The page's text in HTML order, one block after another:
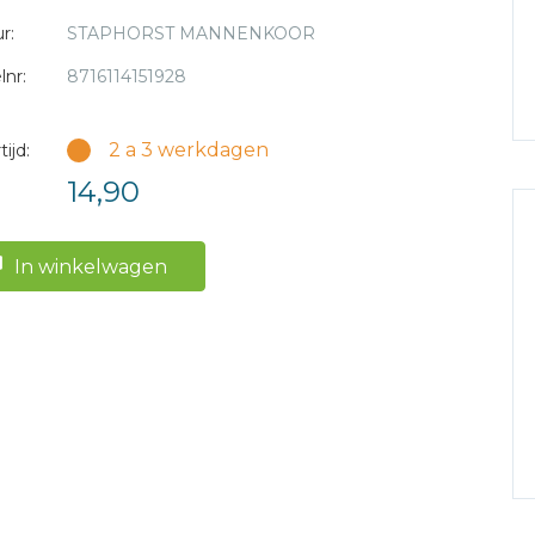
STAPHORST MANNENKOOR
8716114151928
2 a 3 werkdagen
14,90
In winkelwagen